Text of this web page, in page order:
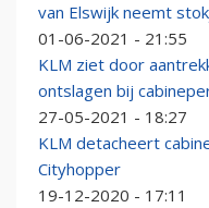
van Elswijk neemt
01-06-2021 - 21:55
KLM ziet door
ontslagen bij
27-05-2021 - 18:27
KLM detacheert
Cityhopper
19-12-2020 - 17:11